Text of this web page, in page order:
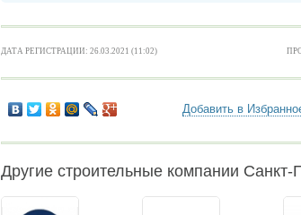
ДАТА РЕГИСТРАЦИИ: 26.03.2021 (11:02)
Добавить в
Другие строительные компании Санкт-